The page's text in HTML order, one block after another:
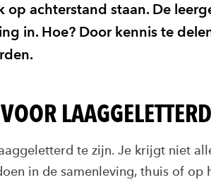
achterstand staan. De
in. Hoe? Door kennis te
te zijn. Je krijgt niet
in de samenleving, thuis of op